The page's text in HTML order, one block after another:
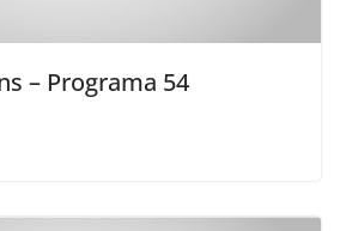
– Programa 54